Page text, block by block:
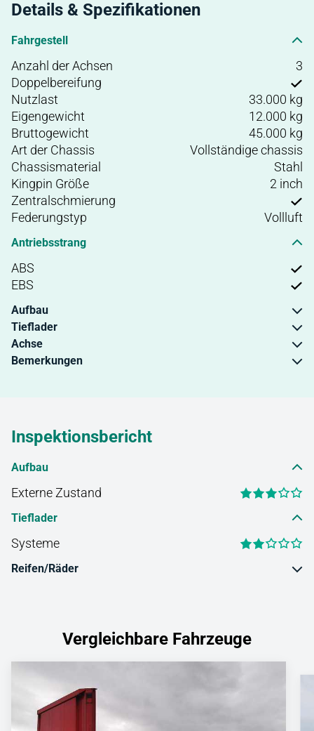
Details & Spezifikationen
Fahrgestell
Anzahl der Achsen
3
Doppelbereifung
Nutzlast
33.000 kg
Eigengewicht
12.000 kg
Bruttogewicht
45.000 kg
Art der Chassis
Vollständige chassis
Chassismaterial
Stahl
Kingpin Größe
2 inch
Zentralschmierung
Federungstyp
Vollluft
Antriebsstrang
ABS
EBS
Aufbau
Tieflader
Achse
Bemerkungen
Inspektionsbericht
Aufbau
Externe Zustand
Tieflader
Systeme
Reifen/Räder
Vergleichbare Fahrzeuge